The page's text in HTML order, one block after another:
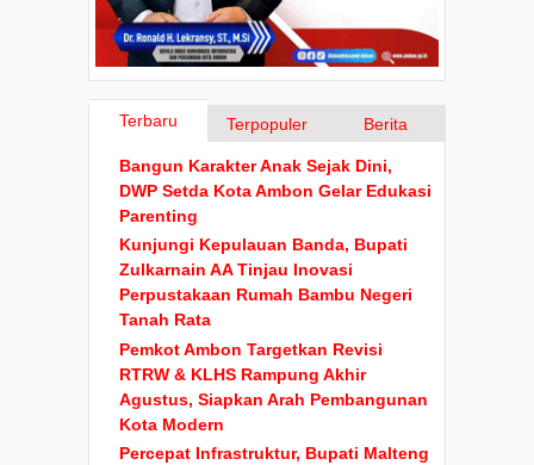
Terbaru Terpopuler Berita
Bangun Karakter Anak Sejak Dini,
DWP Setda Kota Ambon Gelar Edukasi
Parenting
Kunjungi Kepulauan Banda, Bupati
Zulkarnain AA Tinjau Inovasi
Perpustakaan Rumah Bambu Negeri
Tanah Rata
Pemkot Ambon Targetkan Revisi
RTRW & KLHS Rampung Akhir
Agustus, Siapkan Arah Pembangunan
Kota Modern
Percepat Infrastruktur, Bupati Malteng